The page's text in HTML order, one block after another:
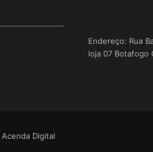
Endereço: Rua
loja 07 Botafogo
Acenda Digital